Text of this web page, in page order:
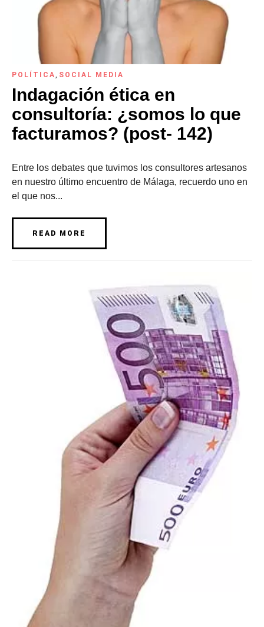
POLÍTICA SOCIAL MEDIA
Indagación ética en
consultoría: ¿somos lo que
facturamos? (post- 142)
Entre los debates que tuvimos los consultores artesanos
en nuestro último encuentro de Málaga, recuerdo uno en
el que nos...
READ MORE